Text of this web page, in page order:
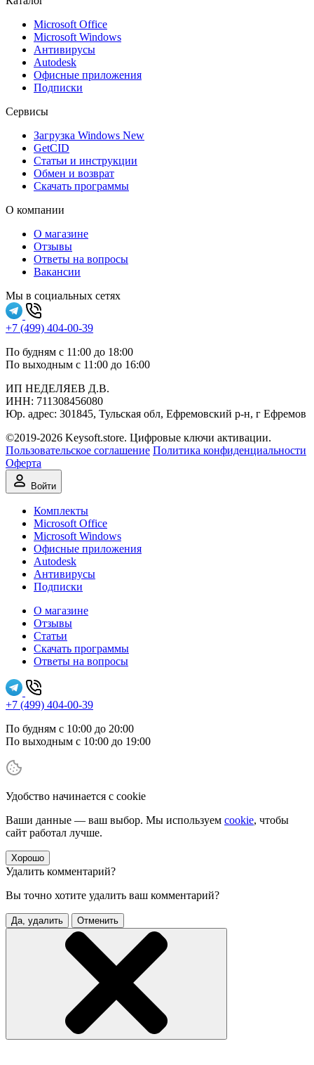
Microsoft Office
Microsoft Windows
Антивирусы
Autodesk
Офисные приложения
Подписки
Сервисы
Загрузка Windows New
GetCID
Статьи и инструкции
Обмен и возврат
Скачать программы
О компании
О магазине
Отзывы
Ответы на вопросы
Вакансии
Мы в социальных сетях
+7 (499) 404-00-39
По будням с 11:00 до 18:00
По выходным с 11:00 до 16:00
ИП НЕДЕЛЯЕВ Д.В.
ИНН: 711308‍456080
Юр. адрес: 301845, Тульская обл, Ефремовский р-н, г Ефремов
©2019-2026 Keysoft.store. Цифровые ключи активации.
Пользовательское соглашение Политика конфиденциальности
Оферта
Войти
Комплекты
Microsoft Office
Microsoft Windows
Офисные приложения
Autodesk
Антивирусы
Подписки
О магазине
Отзывы
Статьи
Скачать программы
Ответы на вопросы
+7 (499) 404-00-39
По будням с 10:00 до 20:00
По выходным с 10:00 до 19:00
Удобство начинается с cookie
Ваши данные — ваш выбор. Мы используем cookie, чтобы
сайт работал лучше.
Хорошо
Удалить комментарий?
Вы точно хотите удалить ваш комментарий?
Да, удалить Отменить